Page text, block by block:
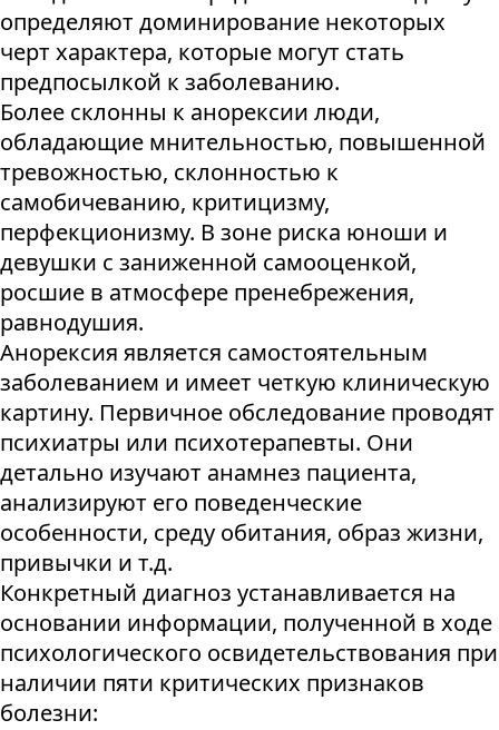
определяют доминирование некоторых
черт характера, которые могут стать
предпосылкой к заболеванию.
Более склонны к анорексии люди,
обладающие мнительностью, повышенной
тревожностью, склонностью к
самобичеванию, критицизму,
перфекционизму. В зоне риска юноши и
девушки с заниженной самооценкой,
росшие в атмосфере пренебрежения,
равнодушия.
Анорексия является самостоятельным
заболеванием и имеет четкую клиническую
картину. Первичное обследование проводят
психиатры или психотерапевты. Они
детально изучают анамнез пациента,
анализируют его поведенческие
особенности, среду обитания, образ жизни,
привычки и т.д.
Конкретный диагноз устанавливается на
основании информации, полученной в ходе
психологического освидетельствования при
наличии пяти критических признаков
болезни: